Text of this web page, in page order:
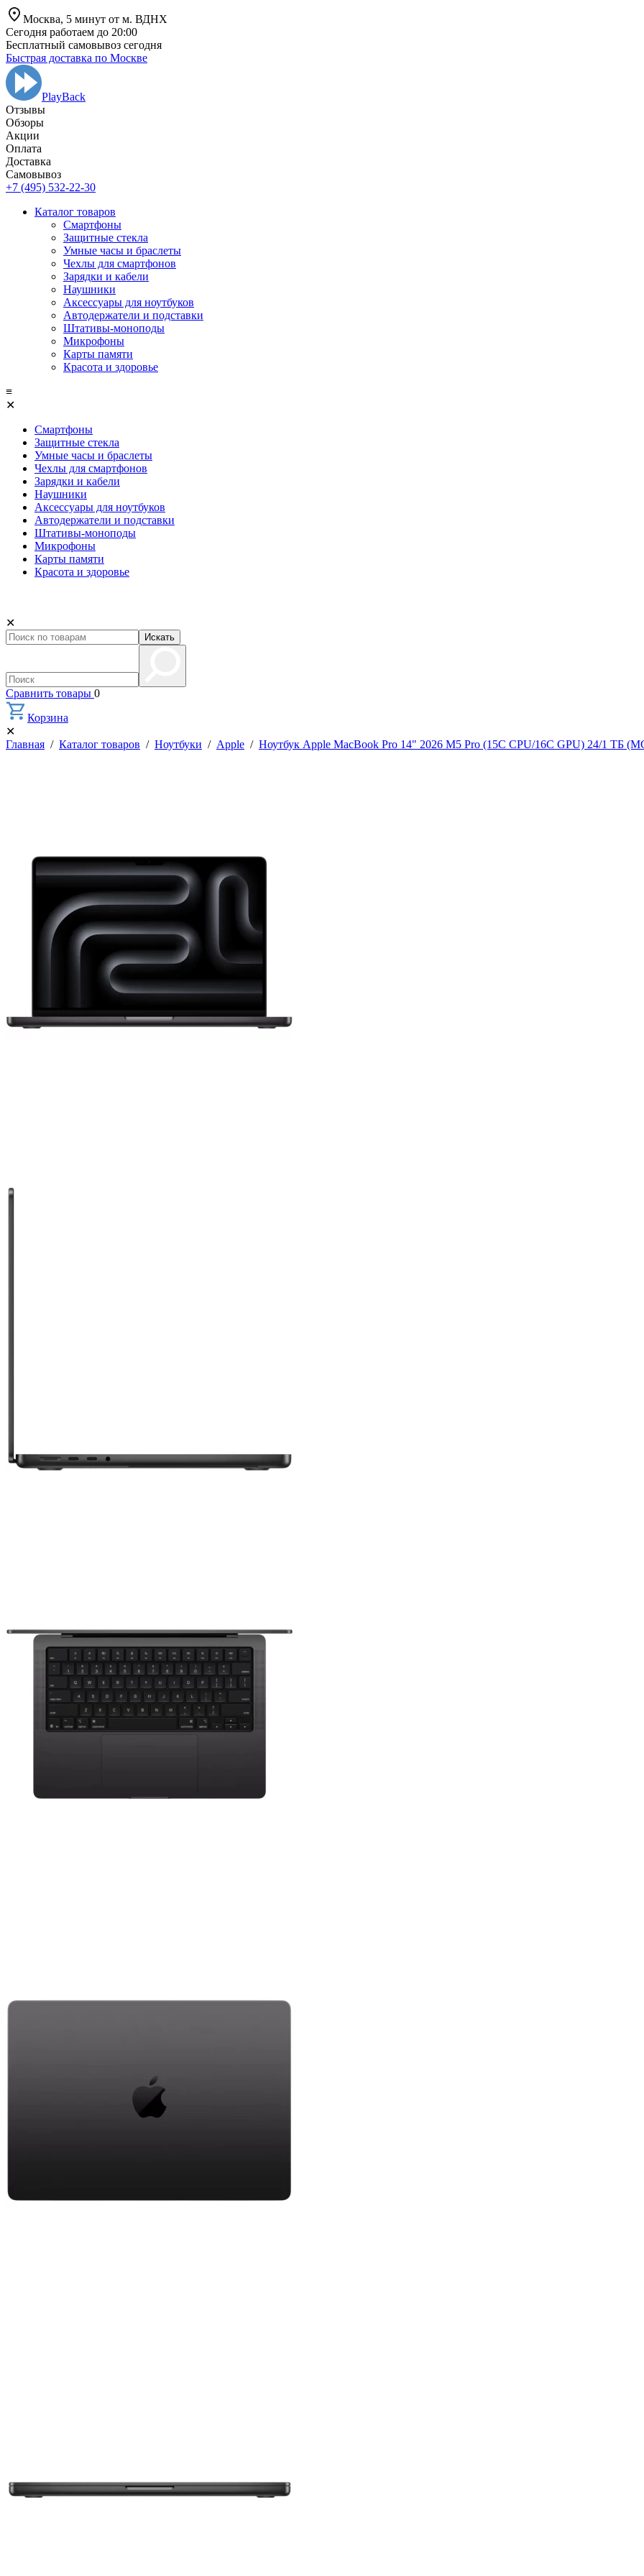
Москва, 5 минут от м. ВДНХ
Сегодня работаем до 20:00
Бесплатный самовывоз сегодня
Быстрая доставка по Москве
PlayBack
Отзывы
Обзоры
Aкции
Оплата
Доставка
Самовывоз
+7 (495) 532-22-30
Каталог товаров
Смартфоны
Защитные стекла
Умные часы и браслеты
Чехлы для смартфонов
Зарядки и кабели
Наушники
Аксессуары для ноутбуков
Автодержатели и подставки
Штативы-моноподы
Микрофоны
Карты памяти
Красота и здоровье
≡
✕
Смартфоны
Защитные стекла
Умные часы и браслеты
Чехлы для смартфонов
Зарядки и кабели
Наушники
Аксессуары для ноутбуков
Автодержатели и подставки
Штативы-моноподы
Микрофоны
Карты памяти
Красота и здоровье
✕
Искать
Сравнить товары 0
Корзина
✕
Главная / Каталог товаров / Ноутбуки / Apple / Ноутбук Apple MacBook Pro 14" 2026 M5 Pro (15C CPU/16C GPU) 24/1 ТБ